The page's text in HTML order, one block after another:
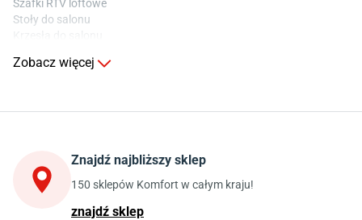
Szafki RTV loftowe
Stoły do salonu
Stoły do kuchni
Szafki kuchenne wiszące (górne)
Szafki pod zlewozmywak
Blaty kuchenne laminowane
Zobacz więcej
Znajdź najbliższy sklep
150 sklepów Komfort w całym kraju!
znajdź sklep